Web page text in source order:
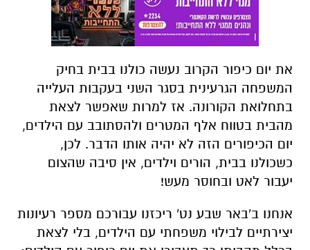
את יום כיפור הקרוב נעשה כולנו בבית בחיק
המשפחה הגרעינית בסגר השני בעקבות העלייה
בתחלואת הקורונה. אז למרות שאפשר לצאת
מהבית בטווח אלף המטרים ולהסתובב עם הילדים,
יום הכיפורים הזה לא יהיה אותו הדבר. לכן,
כשכולנו בבית, הורים וילדים, אין סיבה שהצום
יעבור לאט ובחוסר מעש!
אנחנו ב'באר שבע נט' ריכזנו עבורכם מספר רעיונות
יצירתיים לבילוי משפחתי עם הילדים, בלי לצאת